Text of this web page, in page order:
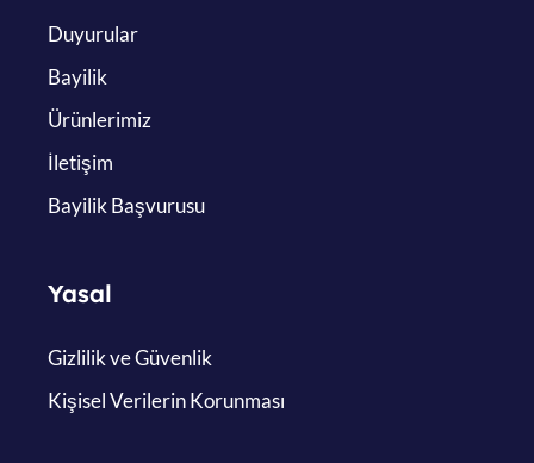
Duyurular
Bayilik
Ürünlerimiz
İletişim
Bayilik Başvurusu
Yasal
Gizlilik ve Güvenlik
Kişisel Verilerin Korunması